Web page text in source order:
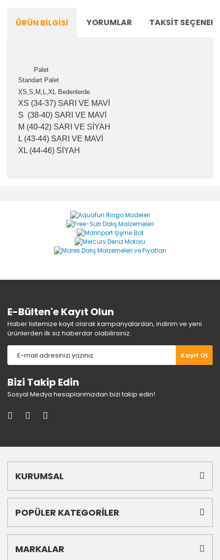
ÜRÜN BILGISI YORUMLAR TAKSIT
Palet
Standart Palet
XS,S,M,L,XL Bedenlerde
XS (34-37) SARI VE MAVİ
S (38-40) SARI VE MAVİ
M (40-42) SARI VE SİYAH
L (43-44) SARI VE MAVİ
XL (44-46) SİYAH
Yorum Yaz
Ürün resmi kalitesiz, bozuk veya görüntülenemiyor.
Ürün açıklamasında eksik bilgiler bulunuyor.
Ürün bilgilerinde hatalar bulunuyor.
E-Bülten'e Kayıt Olun
Haber listemize kayıt olarak kampanyalardan, indirim ve yeni
ürünlerden ilk siz haberdar olabilirsiniz.
Kayıt Ol
Bizi Takip Edin
Sosyal Medya hesaplarımızdan bizi takip edin!
KURUMSAL
POPÜLER KATEGORİLER
MARKALAR